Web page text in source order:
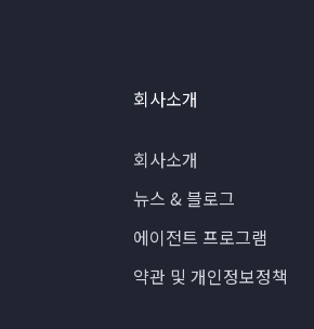
회사소개
회사소개
뉴스 & 블로그
에이전트 프로그램
약관 및 개인정보정책